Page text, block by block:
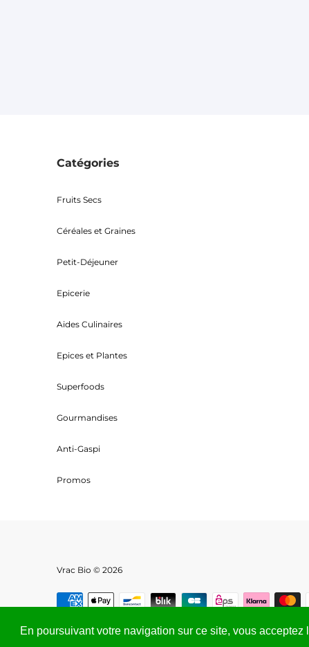
En poursuivant votre navigation sur ce site, vous
Catégories
Fruits Secs
Céréales et Graines
Petit-Déjeuner
Epicerie
Aides Culinaires
Epices et Plantes
Superfoods
Gourmandises
Anti-Gaspi
Promos
Vrac Bio © 2026